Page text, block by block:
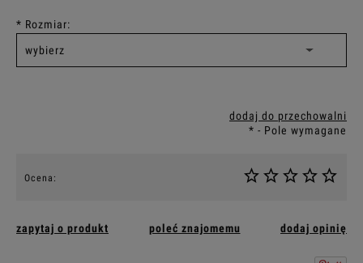
* Rozmiar:
dodaj do przechowalni
* - Pole wymagane
Ocena:
zapytaj o produkt poleć znajomemu dodaj opinię